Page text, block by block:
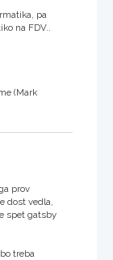
pa
na FDV..
(Mark
prov
dost vedla,
spet gatsby
treba